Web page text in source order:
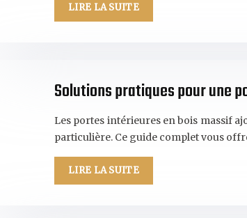
LIRE LA SUITE
Solutions pratiques pour une
Les portes intérieures en bois massif
particulière. Ce guide complet vous
LIRE LA SUITE